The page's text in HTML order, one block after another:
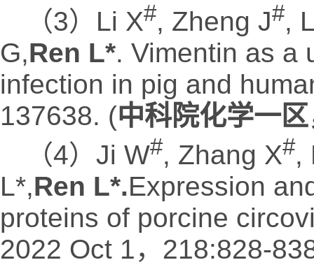
（3）Li X#, Zheng J#,
G,Ren L*. Vimentin as a
infection in pig and
137638. (中科院化学一
（4）Ji W#, Zhang X#,
L*,Ren L*.Expression
proteins of porcine
2022 Oct 1，218:828-